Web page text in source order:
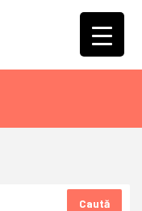
Caută